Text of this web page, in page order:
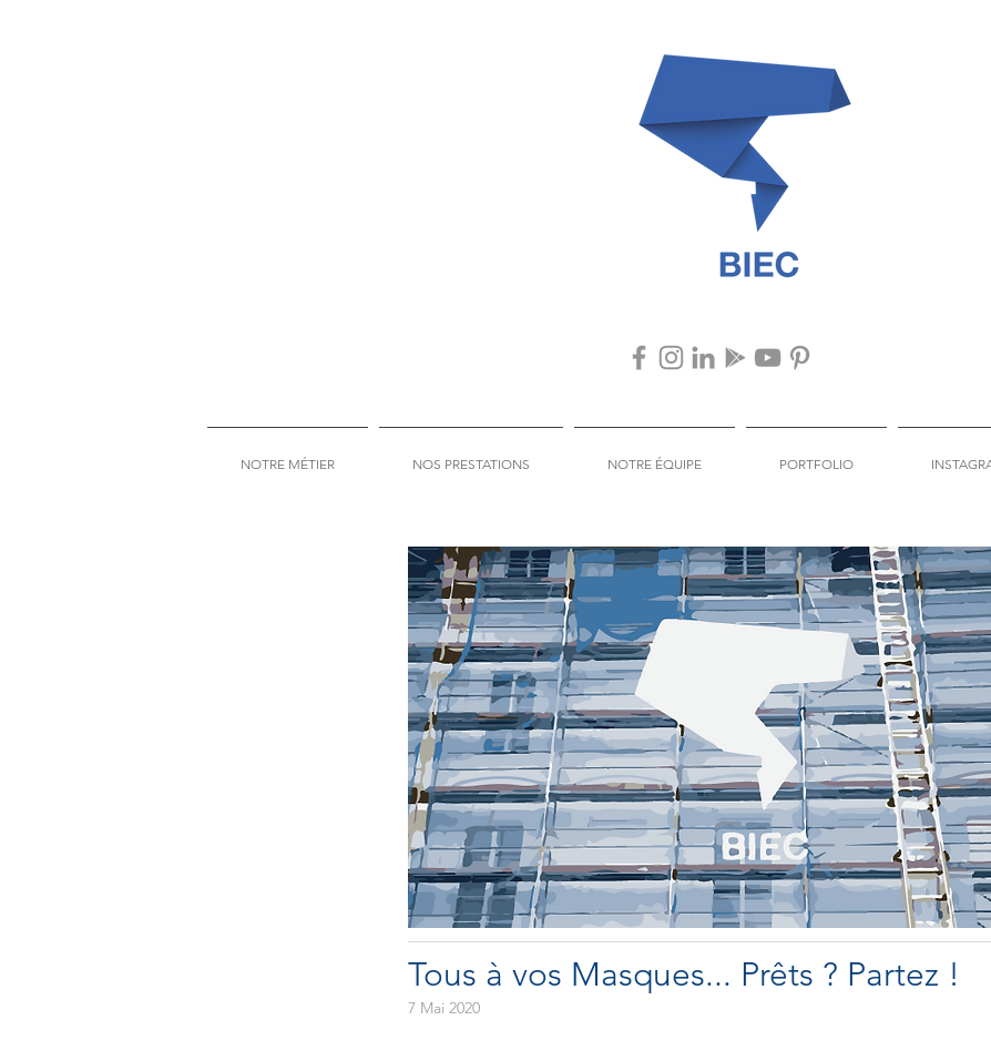
NOTRE MÉTIER NOS PRESTATIONS NOTRE ÉQUIPE PORTFOLIO
Tous à vos Masques... Prêts ? Partez !
7 Mai 2020